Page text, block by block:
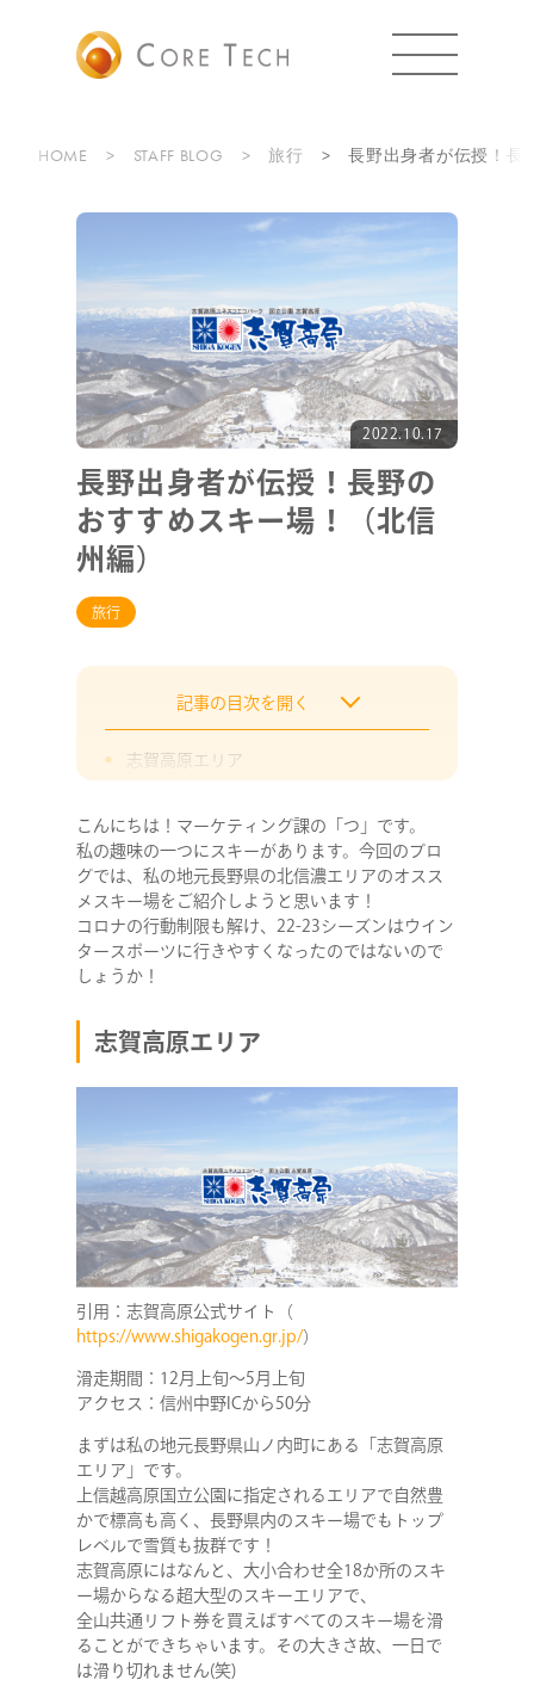
HOME STAFF BLOG 旅行 長野出身者が伝授！長
2022.10.17
長野出身者が伝授！長野の
おすすめスキー場！（北信
州編）
旅行
記事の目次を開く
志賀高原エリア
野沢温泉エリア
そのほかの長野県のおすすめスキー場
最後に
こんにちは！マーケティング課の「つ」です。
私の趣味の一つにスキーがあります。今回のブロ
グでは、私の地元長野県の北信濃エリアのオスス
メスキー場をご紹介しようと思います！
コロナの行動制限も解け、22-23シーズンはウイン
タースポーツに行きやすくなったのではないので
しょうか！
志賀高原エリア
引用：志賀高原公式サイト（
https://www.shigakogen.gr.jp/）
滑走期間：12月上旬～5月上旬
アクセス：信州中野ICから50分
まずは私の地元長野県山ノ内町にある「志賀高原
エリア」です。
上信越高原国立公園に指定されるエリアで自然豊
かで標高も高く、長野県内のスキー場でもトップ
レベルで雪質も抜群です！
志賀高原にはなんと、大小合わせ全18か所のスキ
ー場からなる超大型のスキーエリアで、
全山共通リフト券を買えばすべてのスキー場を滑
ることができちゃいます。その大きさ故、一日で
は滑り切れません(笑)